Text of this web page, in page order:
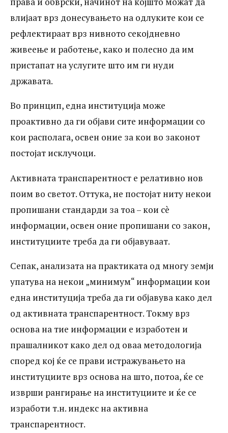
влијаат врз донесувањето на одлуките кои се
рефлектираат врз нивното секојдневно
живеење и работење, како и полесно да им
пристапат на услугите што им ги нуди
државата.
Во принцип, една институција може
проактивно да ги објави сите информации со
кои располага, освен оние за кои во законот
постојат исклучоци.
Активната транспарентност е релативно нов
поим во светот. Оттука, не постојат ниту некои
пропишани стандарди за тоа – кои сè
информации, освен оние пропишани со закон,
институциите треба да ги објавуваат.
Сепак, анализата на практиката од многу земји
упатува на некои „минимум“ информации кои
една институција треба да ги објавува како дел
од активната транспарентност. Токму врз
основа на тие информации е изработен и
прашалникот како дел од оваа методологија
според кој ќе се прави истражувањето на
институциите врз основа на што, потоа, ќе се
изврши рангирање на институциите и ќе се
изработи т.н. индекс на активна
транспарентност.